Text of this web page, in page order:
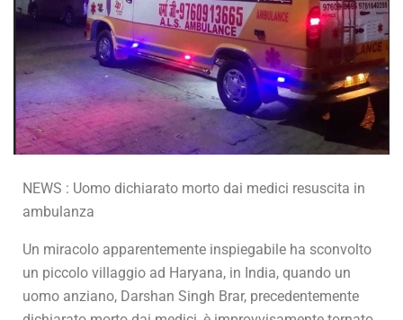
NEWS : Uomo dichiarato morto dai medici resuscita in
ambulanza
Un miracolo apparentemente inspiegabile ha sconvolto
un piccolo villaggio ad Haryana, in India, quando un
uomo anziano, Darshan Singh Brar, precedentemente